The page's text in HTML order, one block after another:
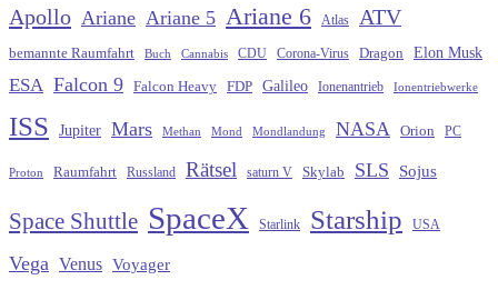
Apollo Ariane Ariane 5 Ariane 6 Atlas ATV
bemannte Raumfahrt Buch Cannabis CDU Corona-Virus Dragon Elon Musk
ESA Falcon 9 Falcon Heavy FDP Galileo Ionenantrieb Ionentriebwerke
ISS Jupiter Mars Methan Mond Mondlandung NASA Orion PC
Proton Raumfahrt Russland Rätsel saturn V Skylab SLS Sojus
Space Shuttle SpaceX Starlink Starship USA
Vega Venus Voyager